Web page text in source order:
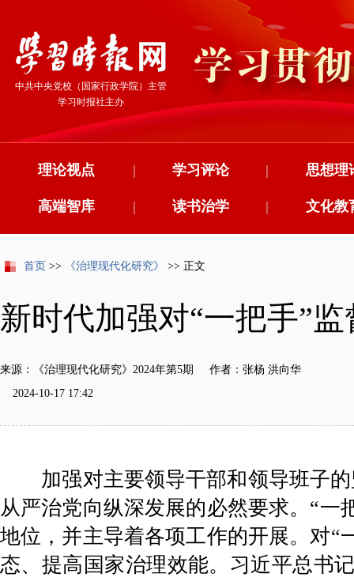
中共中央党校（国家行政学院）主管
学习时报社主办
理论视点 学习评论
| 思想理
|
高端智库 读书治学
| 文化教
|
首页 >> 《治理现代化研究》 >> 正文
新时代加强对“一把手”
来源：《治理现代化研究》2024年第5期 作者：张杨 洪向华
2024-10-17 17:42
加强对主要领导干部和领导班子
从严治党向纵深发展的必然要求。“
地位，并主导着各项工作的开展。对“
态、提高国家治理效能。习近平总书